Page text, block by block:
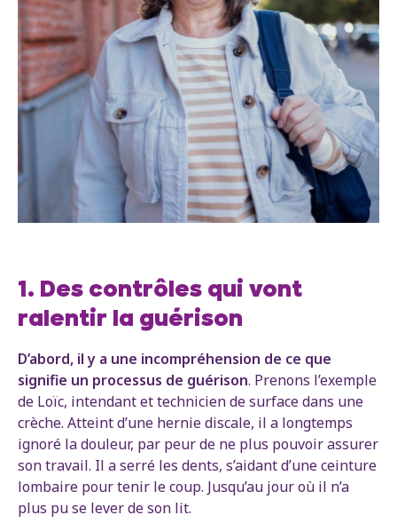
1. Des contrôles qui vont
ralentir la guérison
D’abord, il y a une incompréhension de ce que
signifie un processus de guérison. Prenons l’exemple
de Loïc, intendant et technicien de surface dans une
crèche. Atteint d’une hernie discale, il a longtemps
ignoré la douleur, par peur de ne plus pouvoir assurer
son travail. Il a serré les dents, s’aidant d’une ceinture
lombaire pour tenir le coup. Jusqu’au jour où il n’a
plus pu se lever de son lit.